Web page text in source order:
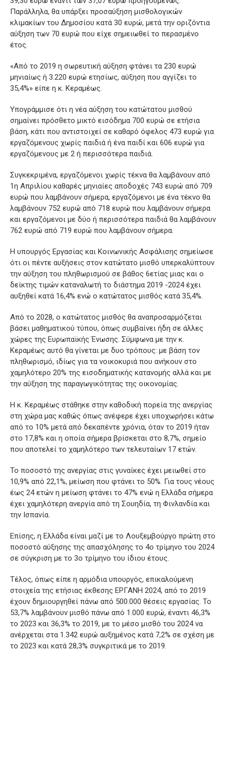
Παράλληλα, θα υπάρξει προσαύξηση μισθολογικών
κλιμακίων του Δημοσίου κατά 30 ευρώ, μετά την οριζόντια
αύξηση των 70 ευρώ που είχε σημειωθεί το περασμένο
έτος.
«Από το 2019 η σωρευτική αύξηση φτάνει τα 230 ευρώ
μηνιαίως ή 3.220 ευρώ ετησίως, αύξηση που αγγίζει το
35,4%» είπε η κ. Κεραμέως.
Υπογράμμισε ότι η νέα αύξηση του κατώτατου μισθού
σημαίνει πρόσθετο μικτό εισόδημα 700 ευρώ σε ετήσια
βάση, κάτι που αντιστοιχεί σε καθαρό όφελος 473 ευρώ για
εργαζόμενους χωρίς παιδιά ή ένα παιδί και 606 ευρώ για
εργαζόμενους με 2 ή περισσότερα παιδιά.
Συγκεκριμένα, εργαζόμενοι χωρίς τέκνα θα λαμβάνουν από
1η Απριλίου καθαρές μηνιαίες αποδοχές 743 ευρώ από 709
ευρώ που λαμβάνουν σήμερα, εργαζόμενοι με ένα τέκνο θα
λαμβάνουν 752 ευρώ από 718 ευρώ που λαμβάνουν σήμερα
και εργαζόμενοι με δύο ή περισσότερα παιδιά θα λαμβάνουν
762 ευρώ από 719 ευρώ που λαμβάνουν σήμερα.
Η υπουργός Εργασίας και Κοινωνικής Ασφάλισης σημείωσε
ότι οι πέντε αυξήσεις στον κατώτατο μισθό υπερκαλύπτουν
την αύξηση του πληθωρισμού σε βάθος 6ετίας μιας και ο
δείκτης τιμών καταναλωτή το διάστημα 2019 -2024 έχει
αυξηθεί κατά 16,4% ενώ ο κατώτατος μισθός κατά 35,4%.
Από το 2028, ο κατώτατος μισθός θα αναπροσαρμόζεται
βάσει μαθηματικού τύπου, όπως συμβαίνει ήδη σε άλλες
χώρες της Ευρωπαϊκής Ένωσης. Σύμφωνα με την κ.
Κεραμέως αυτό θα γίνεται με δυο τρόπους: με βάση τον
πληθωρισμό, ιδίως για τα νοικοκυριά που ανήκουν στο
χαμηλότερο 20% της εισοδηματικής κατανομής αλλά και με
την αύξηση της παραγωγικότητας της οικονομίας.
Η κ. Κεραμέως στάθηκε στην καθοδική πορεία της ανεργίας
στη χώρα μας καθώς όπως ανέφερε έχει υποχωρήσει κάτω
από το 10% μετά από δεκαπέντε χρόνια, όταν το 2019 ήταν
στο 17,8% και η οποία σήμερα βρίσκεται στο 8,7%, σημείο
που αποτελεί το χαμηλότερο των τελευταίων 17 ετών.
Το ποσοστό της ανεργίας στις γυναίκες έχει μειωθεί στο
10,9% από 22,1%, μείωση που φτάνει το 50%. Για τους νέους
έως 24 ετών η μείωση φτάνει το 47% ενώ η Ελλάδα σήμερα
έχει χαμηλότερη ανεργία από τη Σουηδία, τη Φινλανδία και
την Ισπανία.
Επίσης, η Ελλάδα είναι μαζί με το Λουξεμβούργο πρώτη στο
ποσοστό αύξησης της απασχόλησης το 4ο τρίμηνο του 2024
σε σύγκριση με το 3ο τρίμηνο του ίδιου έτους.
Τέλος, όπως είπε η αρμόδια υπουργός, επικαλούμενη
στοιχεία της ετήσιας έκθεσης ΕΡΓΑΝΗ 2024, από το 2019
έχουν δημιουργηθεί πάνω από 500.000 θέσεις εργασίας. Το
53,7% λαμβάνουν μισθό πάνω από 1.000 ευρώ, έναντι 46,3%
το 2023 και 36,3% το 2019, με το μέσο μισθό του 2024 να
ανέρχεται στα 1.342 ευρώ αυξημένος κατά 7,2% σε σχέση με
το 2023 και κατά 28,3% συγκριτικά με το 2019.